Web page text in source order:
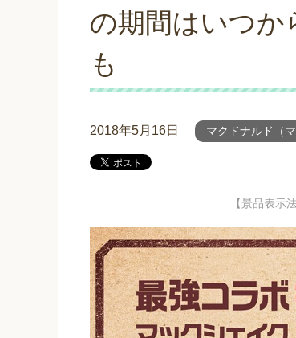
の期間はいつか
も
2018年5月16日 マクドナルド（
【景品表示